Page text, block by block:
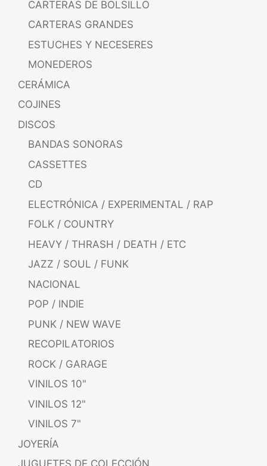
CARTERAS DE BOLSILLO
CARTERAS GRANDES
ESTUCHES Y NECESERES
MONEDEROS
CERÁMICA
COJINES
DISCOS
BANDAS SONORAS
CASSETTES
CD
ELECTRÓNICA / EXPERIMENTAL / RAP
FOLK / COUNTRY
HEAVY / THRASH / DEATH / ETC
JAZZ / SOUL / FUNK
NACIONAL
POP / INDIE
PUNK / NEW WAVE
RECOPILATORIOS
ROCK / GARAGE
VINILOS 10"
VINILOS 12"
VINILOS 7"
JOYERÍA